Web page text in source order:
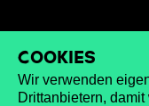
Cookies
Wir verwenden
Drittanbietern,